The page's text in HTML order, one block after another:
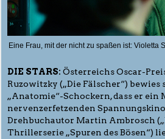
Eine Frau, mit der nicht zu spaßen ist: Violetta
DIE STARS: Österreichs Oscar-
Ruzowitzky („Die Fälscher“)
„Anatomie“-Schockern, dass er ein
nervenzerfetzenden
Drehbuchautor Martin Ambrosch
Thrillerserie „Spuren des Bösen“)